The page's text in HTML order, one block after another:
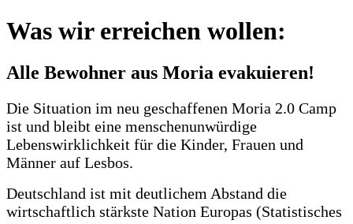
Was wir erreichen wollen:
Alle Bewohner aus Moria evakuieren!
Die Situation im neu geschaffenen Moria 2.0 Camp
ist und bleibt eine menschenunwürdige
Lebenswirklichkeit für die Kinder, Frauen und
Männer auf Lesbos.
Deutschland ist mit deutlichem Abstand die
wirtschaftlich stärkste Nation Europas (Statistisches